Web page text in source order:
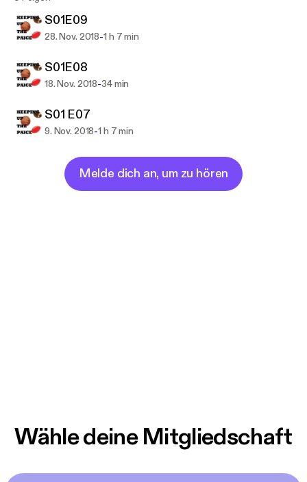
S01E09
28. Nov. 2018-1 h 7 min
S01E08
18. Nov. 2018-34 min
S01 E07
9. Nov. 2018-1 h 7 min
Melde dich an, um zu hören
Wähle deine Mitgliedschaft